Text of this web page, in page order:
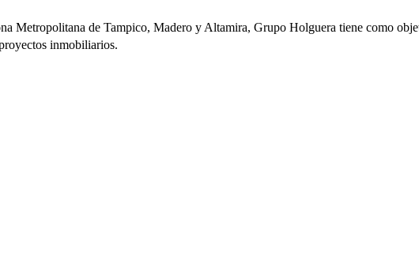
Metropolitana de Tampico, Madero y Altamira, Grupo Holguera tiene como
inmobiliarios.